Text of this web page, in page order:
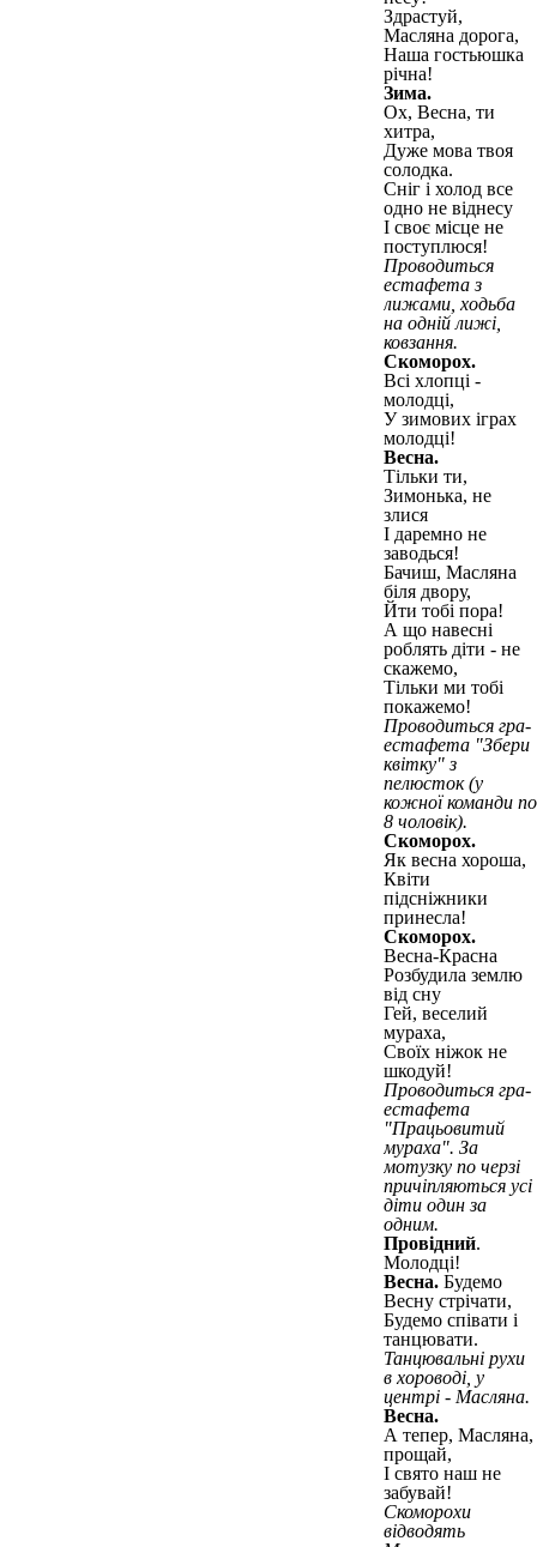
Здрастуй,
Масляна дорога,
Наша гостьюшка
річна!
Зима.
Ох, Весна, ти
хитра,
Дуже мова твоя
солодка.
Сніг і холод все
одно не віднесу
І своє місце не
поступлюся!
Проводиться
естафета з
лижами, ходьба
на одній лижі,
ковзання.
Скоморох.
Всі хлопці -
молодці,
У зимових іграх
молодці!
Весна.
Тільки ти,
Зимонька, не
злися
І даремно не
заводься!
Бачиш, Масляна
біля двору,
Йти тобі пора!
А що навесні
роблять діти - не
скажемо,
Тільки ми тобі
покажемо!
Проводиться гра-
естафета "Збери
квітку" з
пелюсток (у
кожної команди по
8 чоловік).
Скоморох.
Як весна хороша,
Квіти
підсніжники
принесла!
Скоморох.
Весна-Красна
Розбудила землю
від сну
Гей, веселий
мураха,
Своїх ніжок не
шкодуй!
Проводиться гра-
естафета
"Працьовитий
мураха". За
мотузку по черзі
причіпляються усі
діти один за
одним.
Провідний.
Молодці!
Весна. Будемо
Весну стрічати,
Будемо співати і
танцювати.
Танцювальні рухи
в хороводі, у
центрі - Масляна.
Весна.
А тепер, Масляна,
прощай,
І свято наш не
забувай!
Скоморохи
відводять